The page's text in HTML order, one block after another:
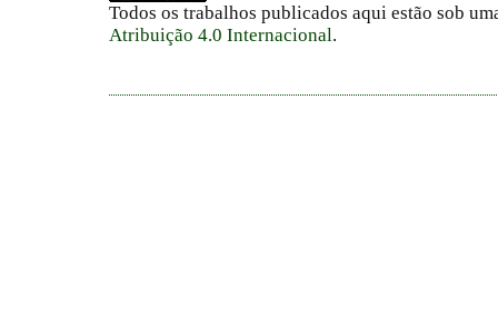
Todos os trabalhos publicados aqui estão sob
Atribuição 4.0 Internacional.